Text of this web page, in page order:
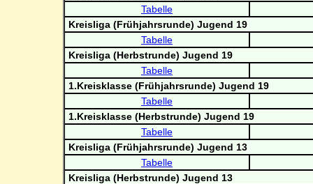
Tabelle
Kreisliga (Frühjahrsrunde) Jugend 19
Tabelle
Kreisliga (Herbstrunde) Jugend 19
Tabelle
1.Kreisklasse (Frühjahrsrunde) Jugend 19
Tabelle
1.Kreisklasse (Herbstrunde) Jugend 19
Tabelle
Kreisliga (Frühjahrsrunde) Jugend 13
Tabelle
Kreisliga (Herbstrunde) Jugend 13